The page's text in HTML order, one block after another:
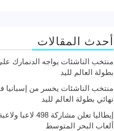
أحدث المقالات
منتخب الناشئات يواجه الدنمارك
بطولة العالم لليد
منتخب الناشئات يخسر من
نهائي بطولة العالم لليد
إيطاليا تعلن مشاركة
ألعاب البحر المتوسط